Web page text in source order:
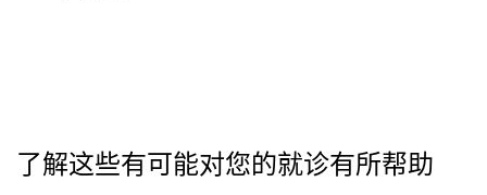
了解这些有可能对您的就诊有所帮助